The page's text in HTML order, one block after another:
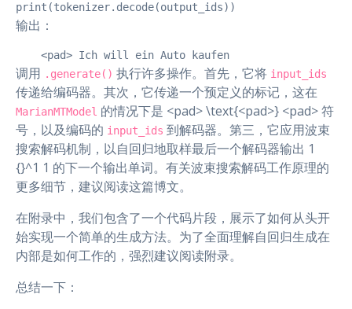
print(tokenizer.decode(output_ids))
输出：
    <pad> Ich will ein Auto kaufen
调用 .generate() 执行许多操作。首先，它将 input_ids
传递给编码器。其次，它传递一个预定义的标记，这在
MarianMTModel 的情况下是 <pad> \text{<pad>} <pad> 符
号，以及编码的 input_ids 到解码器。第三，它应用波束
搜索解码机制，以自回归地取样最后一个解码器输出 1
{}^1 1 的下一个输出单词。有关波束搜索解码工作原理的
更多细节，建议阅读这篇博文。
在附录中，我们包含了一个代码片段，展示了如何从头开
始实现一个简单的生成方法。为了全面理解自回归生成在
内部是如何工作的，强烈建议阅读附录。
总结一下：